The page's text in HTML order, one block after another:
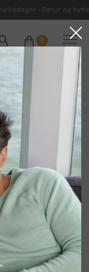
– Retur og
0